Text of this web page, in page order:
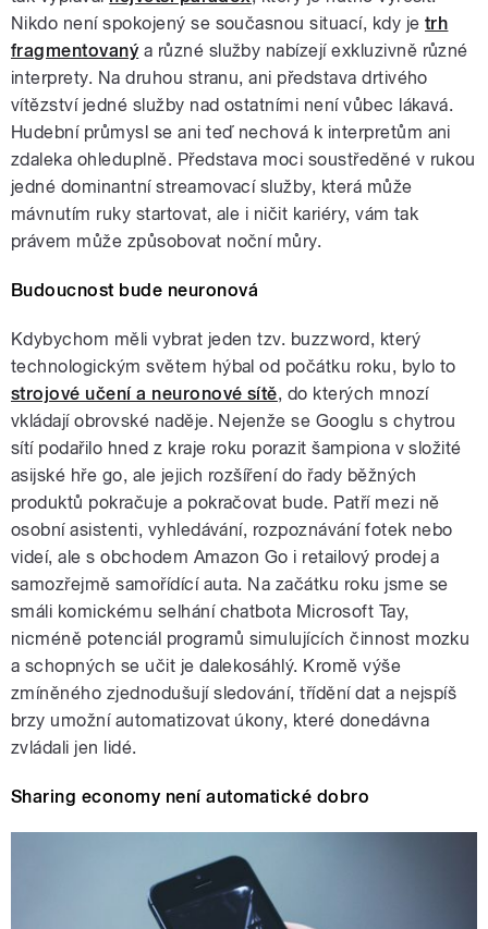
Nikdo není spokojený se současnou situací, kdy jetrh
fragmentovaný a různé služby nabízejí exkluzivně různé
interprety. Na druhou stranu, ani představa drtivého
vítězství jedné služby nad ostatními není vůbec lákavá.
Hudební průmysl se ani teď nechová k interpretům ani
zdaleka ohleduplně. Představa moci soustředěné v rukou
jedné dominantní streamovací služby, která může
mávnutím ruky startovat, ale i ničit kariéry, vám tak
právem může způsobovat noční můry.
Budoucnost bude neuronová
Kdybychom měli vybrat jeden tzv. buzzword, který
technologickým světem hýbal od počátku roku, bylo to
strojové učení a neuronové sítě, do kterých mnozí
vkládají obrovské naděje. Nejenže se Googlu s chytrou
sítí podařilo hned z kraje roku porazit šampiona v složité
asijské hře go, ale jejich rozšíření do řady běžných
produktů pokračuje a pokračovat bude. Patří mezi ně
osobní asistenti, vyhledávání, rozpoznávání fotek nebo
videí, ale s obchodem Amazon Go i retailový prodej a
samozřejmě samořídící auta. Na začátku roku jsme se
smáli komickému selhání chatbota Microsoft Tay,
nicméně potenciál programů simulujících činnost mozku
a schopných se učit je dalekosáhlý. Kromě výše
zmíněného zjednodušují sledování, třídění dat a nejspíš
brzy umožní automatizovat úkony, které donedávna
zvládali jen lidé.
Sharing economy není automatické dobro